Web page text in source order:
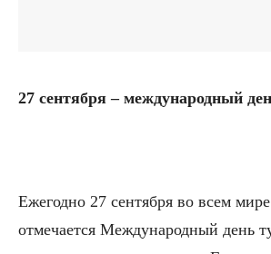
27 сентября – международный
Ежегодно 27 сентября во всем
отмечается Международный день